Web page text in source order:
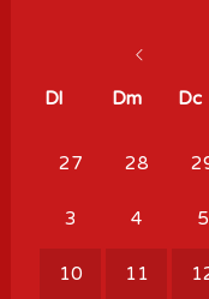
Dl Dm Dc
No hi ha cap
27 28
3 4 5
10 11